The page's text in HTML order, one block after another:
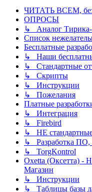
ЧИТАТЬ ВСЕМ,
ОПРОСЫ
↳ Аналог Тирика-
Список
Бесплатные
↳ Наши
↳ Стандартные
↳ Скрипты
↳ Инструкции
↳ Пожелания
Платные
↳ Интеграция
↳ Firebird
↳ НЕ
↳ Разработка ПО,
↳ TorgKontrol
Oxetta (Оксетта) -
Магазин
↳ Инструкции
↳ Таблицы базы